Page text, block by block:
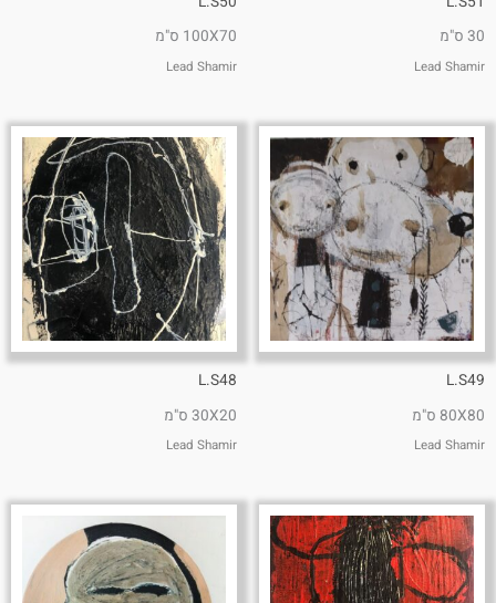
30 ס"מ
Lead Shamir
100X70 ס"מ
Lead Shamir
L.S49
80X80 ס"מ
Lead Shamir
L.S48
30X20 ס"מ
Lead Shamir